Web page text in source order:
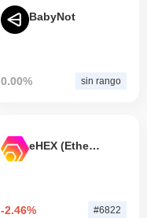
BabyNot
0.00% sin rango
eHEX (Ethereum)
-2.46% #6822